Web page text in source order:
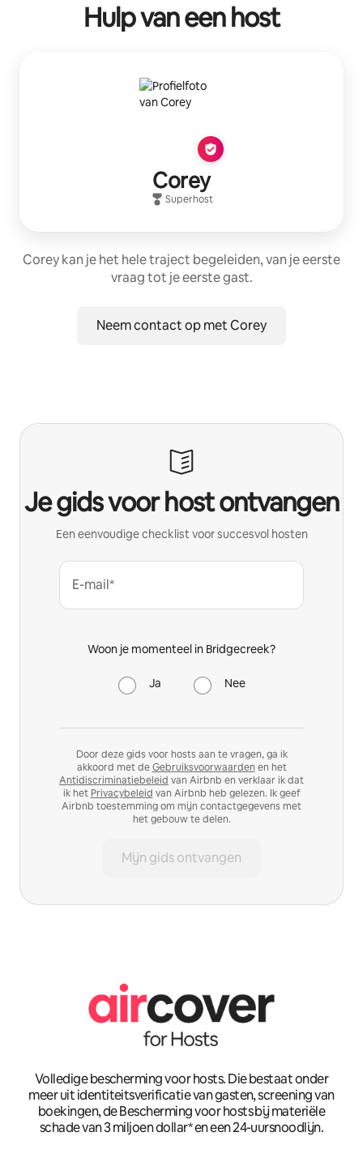
Hulp van een host
Corey
Superhost
Corey kan je het hele traject begeleiden, van je eerste
vraag tot je eerste gast.
Neem contact op met Corey
Je gids voor host ontvangen
Een eenvoudige checklist voor succesvol hosten
E-mail*
Woon je momenteel in Bridgecreek?
Ja Nee
Door deze gids voor hosts aan te vragen, ga ik
akkoord met deGebruiksvoorwaarden en het
Antidiscriminatiebeleid van Airbnb en verklaar ik dat
ik het Privacybeleid van Airbnb heb gelezen. Ik geef
Airbnb toestemming om mijn contactgegevens met
het gebouw te delen.
Mijn gids ontvangen
Volledige bescherming voor hosts. Die bestaat onder
meer uit identiteitsverificatie van gasten, screening van
boekingen, de Bescherming voor hosts bij materiële
schade van 3 miljoen dollar* en een 24-uursnoodlijn.